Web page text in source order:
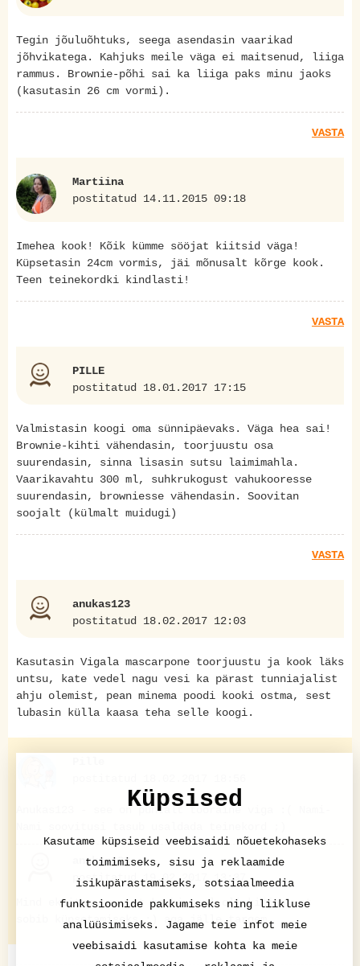
Tegin jõuluõhtuks, seega asendasin vaarikad
jõhvikatega. Kahjuks meile väga ei maitsenud, liiga
rammus. Brownie-põhi sai ka liiga paks minu jaoks
(kasutasin 26 cm vormi).
VASTA
Martiina
postitatud 14.11.2015 09:18
Imehea kook! Kõik kümme sööjat kiitsid väga!
Küpsetasin 24cm vormis, jäi mõnusalt kõrge kook.
Teen teinekordki kindlasti!
VASTA
PILLE
postitatud 18.01.2017 17:15
Valmistasin koogi oma sünnipäevaks. Väga hea sai!
Brownie-kihti vähendasin, toorjuustu osa
suurendasin, sinna lisasin sutsu laimimahla.
Vaarikavahtu 300 ml, suhkrukogust vahukooresse
suurendasin, browniesse vähendasin. Soovitan
soojalt (külmalt muidugi)
VASTA
anukas123
postitatud 18.02.2017 12:03
Kasutasin Vigala mascarpone toorjuustu ja kook läks
untsu, kate vedel nagu vesi ka pärast tunniajalist
ahju olemist, pean minema poodi kooki ostma, sest
lubasin külla kaasa teha selle koogi.
Anukas123 - see on puhtalt tooraine viga :( Nami-
anukas123
postitatud 19.02.2017 13:37
Mind eksitas see, et karbi peal oli kirjas, et
sobib küpsetamiseks :) aga jälle targem
Küpsised
Kasutame küpsiseid veebisaidi nõuetekohaseks
toimimiseks, sisu ja reklaamide
isikupärastamiseks, sotsiaalmeedia
funktsioonide pakkumiseks ning liikluse
analüüsimiseks. Jagame teie infot meie
veebisaidi kasutamise kohta ka meie